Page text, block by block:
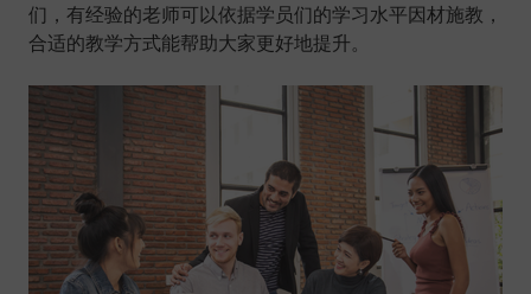
们，有经验的老师可以依据学员们的学习水平因材施教，
合适的教学方式能帮助大家更好地提升。